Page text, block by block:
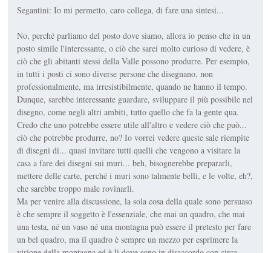
Segantini: Io mi permetto, caro collega, di fare una sintesi...
No, perché parliamo del posto dove siamo, allora io penso che in un
posto simile l'interessante, o ciò che sarei molto curioso di vedere, è
ciò che gli abitanti stessi della Valle possono produrre. Per esempio,
in tutti i posti ci sono diverse persone che disegnano, non
professionalmente, ma irresistibilmente, quando ne hanno il tempo.
Dunque, sarebbe interessante guardare, sviluppare il più possibile nel
disegno, come negli altri ambiti, tutto quello che fa la gente qua.
Credo che uno potrebbe essere utile all'altro e vedere ciò che può...
ciò che potrebbe produrre, no? Io vorrei vedere queste sale riempite
di disegni di... quasi invitare tutti quelli che vengono a visitare la
casa a fare dei disegni sui muri... beh, bisognerebbe prepararli,
mettere delle carte, perché i muri sono talmente belli, e le volte, eh?,
che sarebbe troppo male rovinarli.
Ma per venire alla discussione, la sola cosa della quale sono persuaso
è che sempre il soggetto è l'essenziale, che mai un quadro, che mai
una testa, né un vaso né una montagna può essere il pretesto per fare
un bel quadro, ma il quadro è sempre un mezzo per esprimere la